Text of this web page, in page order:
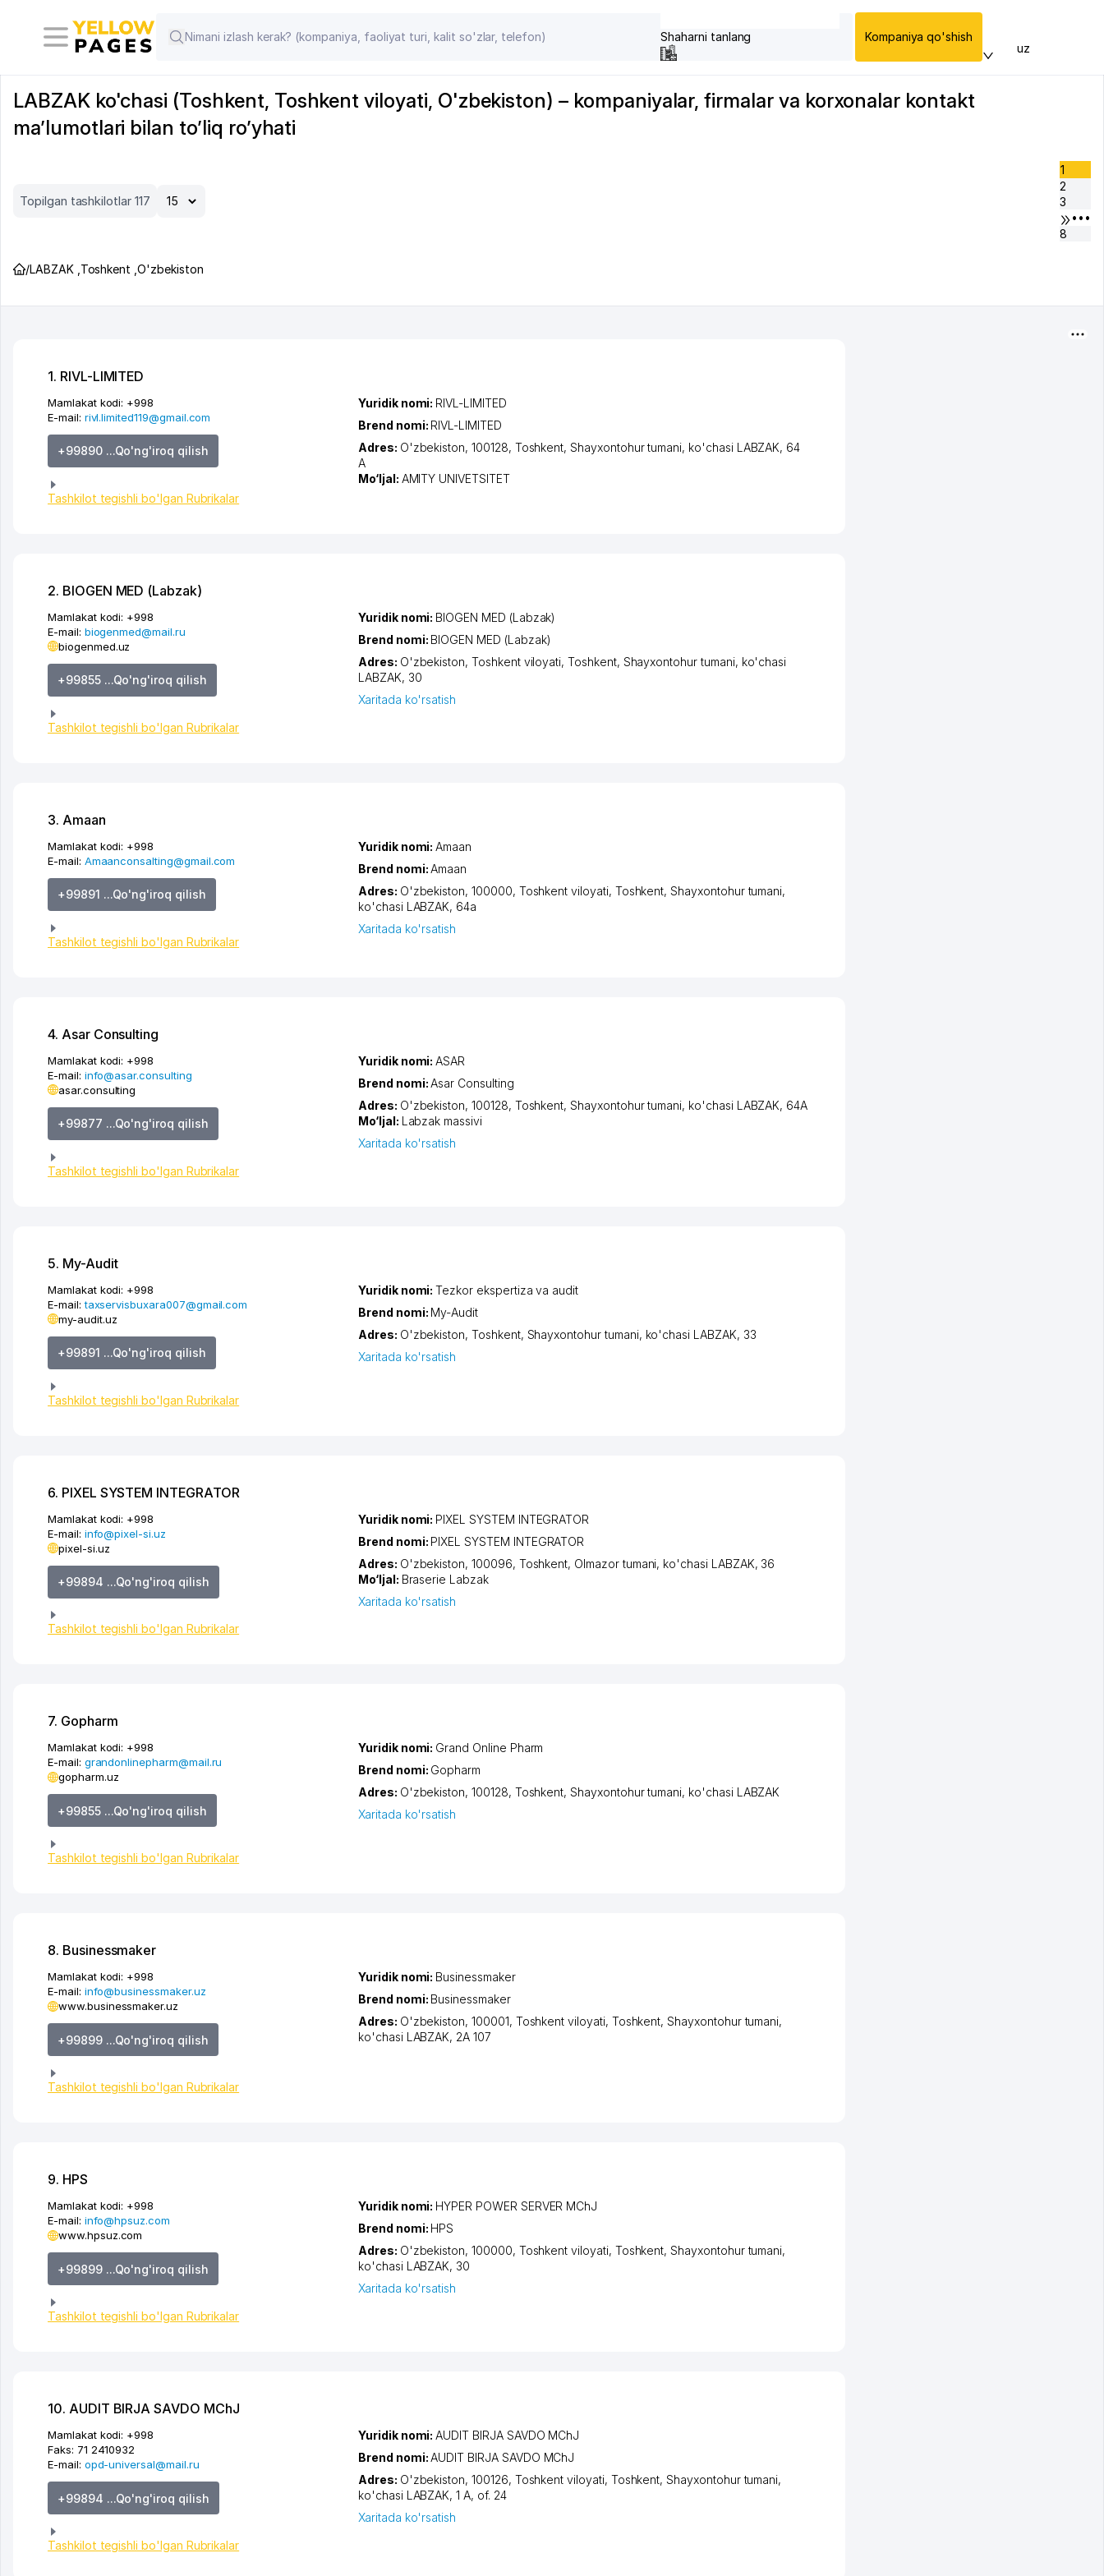
Shaharni tanlang Kompaniya qo'shish
uz
LABZAK ko'chasi (Toshkent, Toshkent viloyati, O'zbekiston) – kompaniyalar, firmalar va korxonalar kontakt
ma’lumotlari bilan to’liq ro’yhati
Topilgan tashkilotlar 117
1
2
3
•••
8
/LABZAK Toshkent ,O'zbekiston
1. RIVL-LIMITED
Mamlakat kodi: +998
E-mail: rivl.limited119@gmail.com
+99890 ...Qo'ng'iroq qilish
Tashkilot tegishli bo'lgan Rubrikalar
Yuridik nomi: RIVL-LIMITED
Brend nomi: RIVL-LIMITED
Adres: O'zbekiston, 100128, Toshkent,Shayxontohur tumani, ko'chasi LABZAK, 64
A
Mo‘ljal: AMITY UNIVETSITET
2. BIOGEN MED (Labzak)
Mamlakat kodi: +998
E-mail: biogenmed@mail.ru
biogenmed.uz
+99855 ...Qo'ng'iroq qilish
Tashkilot tegishli bo'lgan Rubrikalar
Yuridik nomi: BIOGEN MED (Labzak)
Brend nomi: BIOGEN MED (Labzak)
Adres: O'zbekiston,Toshkent viloyati,Toshkent, Shayxontohur tumani, ko'chasi
LABZAK, 30
Xaritada ko'rsatish
3. Amaan
Mamlakat kodi: +998
E-mail: Amaanconsalting@gmail.com
+99891 ...Qo'ng'iroq qilish
Tashkilot tegishli bo'lgan Rubrikalar
Yuridik nomi:Amaan
Brend nomi:Amaan
Adres: O'zbekiston, 100000, Toshkent viloyati, Toshkent,Shayxontohur tumani,
ko'chasi LABZAK, 64а
Xaritada ko'rsatish
4. Аsar Сonsulting
Mamlakat kodi: +998
E-mail: info@asar.consulting
asar.consulting
+99877 ...Qo'ng'iroq qilish
Tashkilot tegishli bo'lgan Rubrikalar
Yuridik nomi:ASAR
Brend nomi:Аsar Сonsulting
Adres: O'zbekiston, 100128, Toshkent,Shayxontohur tumani, ko'chasi LABZAK, 64А
Mo‘ljal: Labzak massivi
Xaritada ko'rsatish
5. My-Audit
Mamlakat kodi: +998
E-mail:taxservisbuxara007@gmail.com
my-audit.uz
+99891 ...Qo'ng'iroq qilish
Tashkilot tegishli bo'lgan Rubrikalar
Yuridik nomi:Tezkor ekspertiza va audit
Brend nomi: My-Audit
Adres: O'zbekiston,Toshkent, Shayxontohur tumani, ko'chasi LABZAK, 33
Xaritada ko'rsatish
6. PIXEL SYSTEM INTEGRATOR
Mamlakat kodi: +998
E-mail: info@pixel-si.uz
pixel-si.uz
+99894 ...Qo'ng'iroq qilish
Tashkilot tegishli bo'lgan Rubrikalar
Yuridik nomi: PIXEL SYSTEM INTEGRATOR
Brend nomi: PIXEL SYSTEM INTEGRATOR
Adres: O'zbekiston, 100096, Toshkent, Olmazor tumani, ko'chasi LABZAK, 36
Mo‘ljal: Braserie Labzak
Xaritada ko'rsatish
7. Gopharm
Mamlakat kodi: +998
E-mail: grandonlinepharm@mail.ru
gopharm.uz
+99855 ...Qo'ng'iroq qilish
Tashkilot tegishli bo'lgan Rubrikalar
Yuridik nomi: Grand Online Pharm
Brend nomi: Gopharm
Adres: O'zbekiston, 100128, Toshkent,Shayxontohur tumani, ko'chasi LABZAK
Xaritada ko'rsatish
8. Businessmaker
Mamlakat kodi: +998
E-mail: info@businessmaker.uz
www.businessmaker.uz
+99899 ...Qo'ng'iroq qilish
Tashkilot tegishli bo'lgan Rubrikalar
Yuridik nomi: Businessmaker
Brend nomi: Businessmaker
Adres: O'zbekiston, 100001, Toshkent viloyati, Toshkent,Shayxontohur tumani,
ko'chasi LABZAK, 2А 107
9. HPS
Mamlakat kodi: +998
E-mail: info@hpsuz.com
www.hpsuz.com
+99899 ...Qo'ng'iroq qilish
Tashkilot tegishli bo'lgan Rubrikalar
Yuridik nomi: HYPER POWER SERVER MChJ
Brend nomi: HPS
Adres: O'zbekiston, 100000, Toshkent viloyati, Toshkent,Shayxontohur tumani,
ko'chasi LABZAK, 30
Xaritada ko'rsatish
10. AUDIT BIRJA SAVDO MChJ
Mamlakat kodi: +998
Faks: 71 2410932
E-mail: opd-universal@mail.ru
+99894 ...Qo'ng'iroq qilish
Tashkilot tegishli bo'lgan Rubrikalar
Yuridik nomi:AUDIT BIRJA SAVDO MChJ
Brend nomi:AUDIT BIRJA SAVDO MChJ
Adres: O'zbekiston, 100126, Toshkent viloyati, Toshkent,Shayxontohur tumani,
ko'chasi LABZAK, 1 А, of. 24
Xaritada ko'rsatish